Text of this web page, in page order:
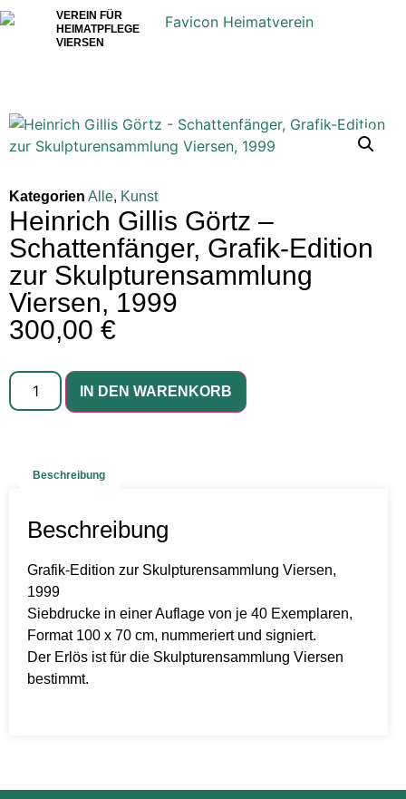
VEREIN FÜR
HEIMATPFLEGE
VIERSEN
Kategorien Alle, Kunst
Heinrich Gillis Görtz –
Schattenfänger, Grafik-Edition
zur Skulpturensammlung
Viersen, 1999
300,00 €
IN DEN WARENKORB
Beschreibung
Beschreibung
Grafik-Edition zur Skulpturensammlung Viersen,
1999
Siebdrucke in einer Auflage von je 40 Exemplaren,
Format 100 x 70 cm, nummeriert und signiert.
Der Erlös ist für die Skulpturensammlung Viersen
bestimmt.